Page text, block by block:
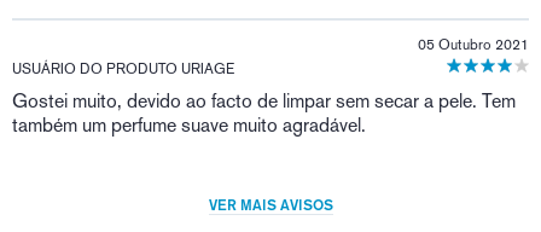
USUÁRIO DO PRODUTO URIAGE
05 Outubro 2021
Gostei muito, devido ao facto de limpar sem secar a pele. Tem
também um perfume suave muito agradável.
VER MAIS AVISOS